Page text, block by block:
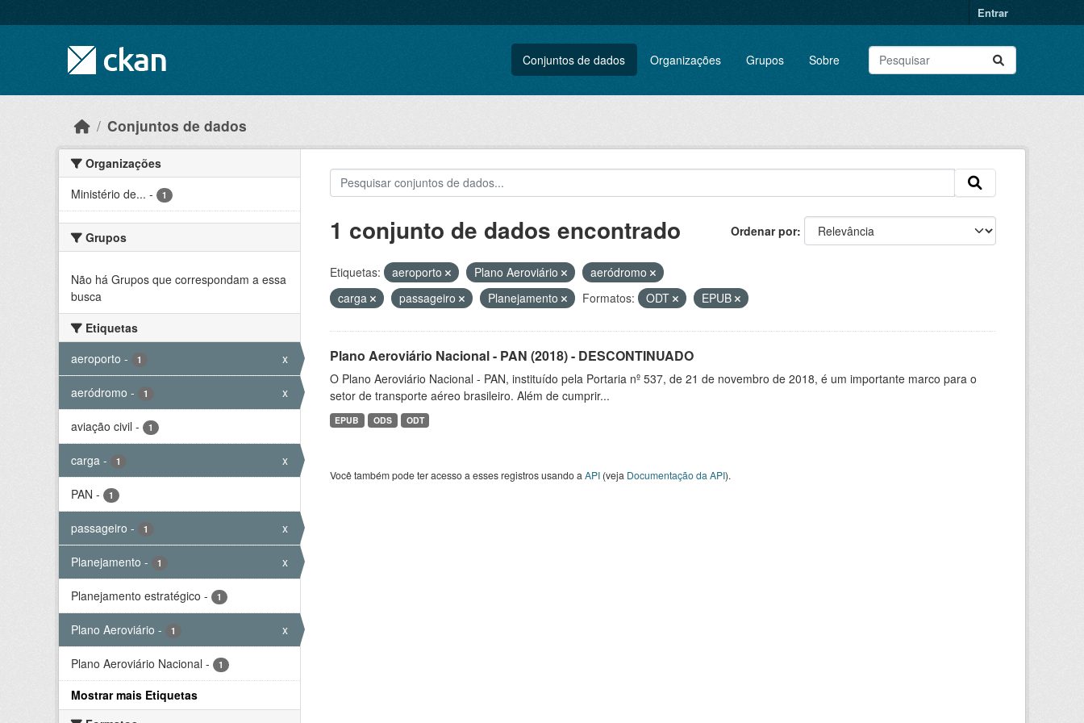
Entrar
Conjuntos de dados Organizações Grupos Sobre
Conjuntos de dados
Organizações
Ministério de... - 1
Grupos
Não há Grupos que correspondam a essa
busca
Etiquetas
aeroporto - 1 x
aeródromo - 1 x
aviação civil - 1
carga - 1 x
PAN - 1
passageiro - 1 x
Planejamento - 1 x
Planejamento estratégico - 1
Plano Aeroviário - 1 x
Plano Aeroviário Nacional - 1
Mostrar mais Etiquetas
Ordenar por
1 conjunto de dados encontrado
Etiquetas: aeroporto Plano Aeroviário
aeródromo
carga
passageiro Planejamento Formatos: ODT EPUB
Plano Aeroviário Nacional - PAN (2018) - DESCONTINUADO
O Plano Aeroviário Nacional - PAN, instituído pela Portaria nº 537, de 21 de novembro de 2018, é um importante marco para o
setor de transporte aéreo brasileiro. Além de cumprir...
EPUB ODS ODT
Você também pode ter acesso a esses registros usando a API(veja Documentação da API).